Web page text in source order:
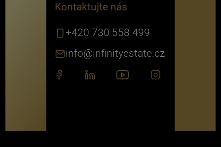
Kontaktujte nás
+420 730 558 499
info@infinityestate.cz